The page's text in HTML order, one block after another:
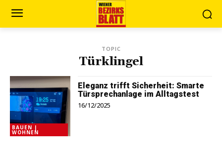
TOPIC
Türklingel
BAUEN |
WOHNEN
Eleganz trifft Sicherheit: Smarte
Türsprechanlage im Alltagstest
16/12/2025